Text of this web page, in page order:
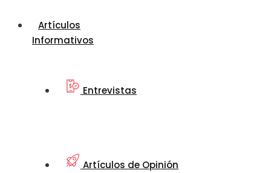
Artículos
Informativos
Entrevistas
Artículos de Opinión